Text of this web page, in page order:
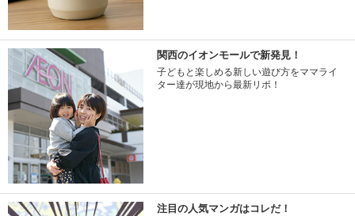
関西のイオンモールで新発見！
子どもと楽しめる新しい遊び方をママライ
ター達が現地から最新リポ！
注目の人気マンガはコレだ！